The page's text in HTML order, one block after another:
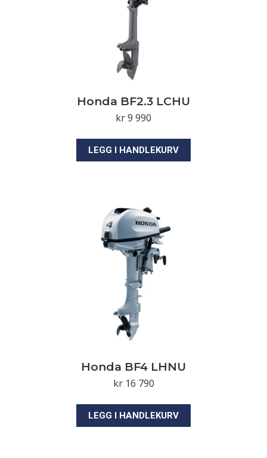
Honda BF2.3 LCHU
kr9 990
LEGG I HANDLEKURV
Honda BF4 LHNU
kr16 790
LEGG I HANDLEKURV